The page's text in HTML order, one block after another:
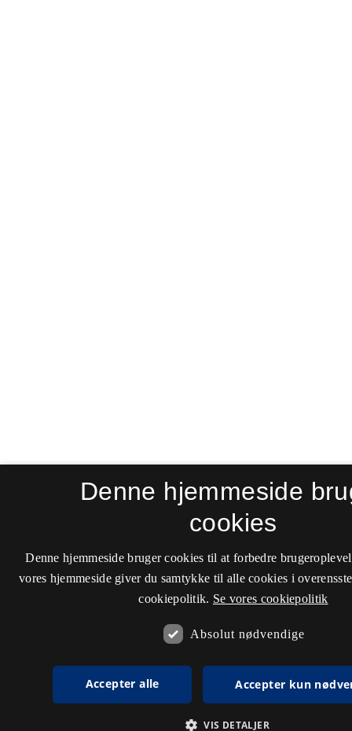
Denne hjemmeside
cookies
Denne hjemmeside bruger cookies til at forbedre
vores hjemmeside giver du samtykke til alle cookies i
cookiepolitik. Se vores cookiepolitik
Absolut nødvendige
Accepter alle Accepter kun
VIS DETALJER